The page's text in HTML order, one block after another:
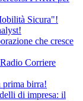
Sicura"!
che cresce
Corriere
prima birra!
di impresa: il